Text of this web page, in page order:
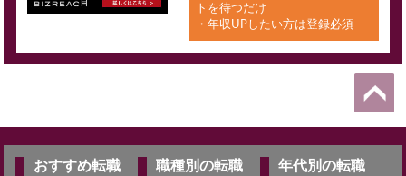
トを待つだけ
・年収UPしたい方は登録必須
おすすめ転職
職種別の転職 年代別の転職